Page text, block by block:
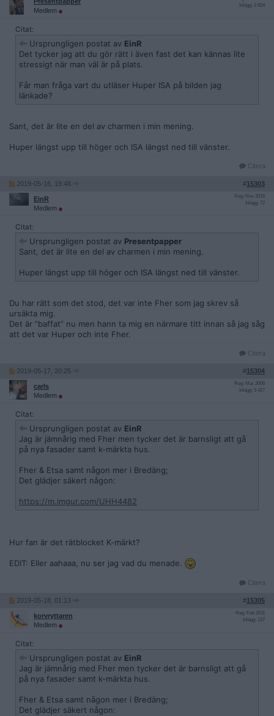
Medlem
Inlägg: 2 824
Citat:
Ursprungligen postat av EinR
Det tycker jag att du gör rätt i även fast det kan kännas lite
stressigt när man väl är på plats.
Får man fråga vart du utläser Huper ISA på bilden jag
länkade?
Sant, det är lite en del av charmen i min mening.
Huper längst upp till höger och ISA längst ned till vänster.
Citera
2019-05-16, 19:48 #15303
EinR
Medlem
Reg: Nov 2016
Inlägg: 72
Citat:
Ursprungligen postat av Presentpapper
Sant, det är lite en del av charmen i min mening.
Huper längst upp till höger och ISA längst ned till vänster.
Du har rätt som det stod, det var inte Fher som jag skrev så
ursäkta mig.
Det är ”baffat” nu men hann ta mig en närmare titt innan så jag såg
att det var Huper och inte Fher.
Citera
2019-05-17, 20:25 #15304
carls
Medlem
Reg: Mar 2006
Inlägg: 3 427
Citat:
Ursprungligen postat av EinR
Jag är jämnårig med Fher men tycker det är barnsligt att gå
på nya fasader samt k-märkta hus.
Fher & Etsa samt någon mer i Bredäng;
Det glädjer säkert någon:
https://m.imgur.com/UHH4482
Hur fan är det rätblocket K-märkt?
EDIT: Eller aahaaa, nu ser jag vad du menade.
Citera
2019-05-18, 01:13 #15305
korvryttaren
Medlem
Reg: Feb 2011
Inlägg: 137
Citat:
Ursprungligen postat av EinR
Jag är jämnårig med Fher men tycker det är barnsligt att gå
på nya fasader samt k-märkta hus.
Fher & Etsa samt någon mer i Bredäng;
Det glädjer säkert någon: